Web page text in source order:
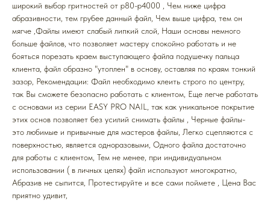
широкий выбор гритностей от р80-р4000 , Чем ниже цифра
абразивности, тем грубее данный файл, Чем выше цифра, тем он
мягче ,Файлы имеют слабый липкий слой, Наши основы немного
больше файлов, что позволяет мастеру спокойно работать и не
бояться порезать краем выступающего файла подушечку пальца
клиента, файл образно "утоплен" в основу, оставляя по краям тонкий
зазор, Рекомендации: Файл необходимо клеить строго по центру,
так Вы сможете безопасно работать с клиентом, Еще легче работать
с основами из серии EASY PRO NAIL, так как уникальное покрытие
этих основ позволяет без усилий снимать файлы , Черные файлы-
это любимые и привычные для мастеров файлы, Легко сцепляются с
поверхностью, является одноразовыми, Одного файла достаточно
для работы с клиентом, Тем не менее, при индивидуальном
использовании ( в личных целях) файл используют многократно,
Абразив не сыпится, Протестируйте и все сами поймете , Цена Вас
приятно удивит,